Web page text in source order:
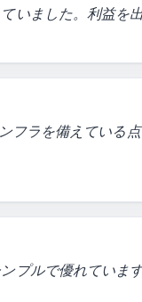
いました。利益を
フラを備えている
プルで優れてい